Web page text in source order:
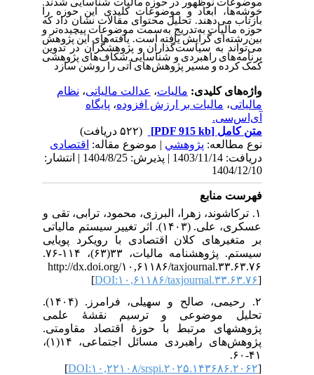
موضوعات نوظهور در حوزه مالیات شناسایی شدند.
خوشه‌ها، ابعاد و موضوعات کلیدی این حوزه را
بازتاب می‌دهند. تحلیل محتوای مقالات نشان داد که
حوزه مالیات به‌تدریج به‌سمت موضوعات پیچیده‌تر و
بین‌رشته‌ای گرایش یافته است. یافته‌های این پژوهش
می‌تواند به سیاست‌گذاران و پژوهشگران در تدوین
برنامه‌های راهبردی و شناسایی شکاف‌های پژوهشی
کمک کرده و مسیر پژوهش‌های آتی را روشن سازد
واژه‌های کلیدی:مالیات،عدالت مالیاتی،نظام
مالیاتی،مالیات بر ارزش افزوده،پایگاه
آی‌اس‌سی.
متن کامل[PDF 915 kb]
نوع مطالعه:پژوهشي| موضوع مقاله:اقتصادی
دریافت: 1403/11/14 | پذیرش: 1404/8/25 | انتشار:
1404/12/10
فهرست منابع
۱. ترکاشوند، زهرا، البرزی، محمود، ترابی، تقی و
عسکری، علی. (۱۴۰۳). اثر تغییر سیستم مالیاتی
بر متغیرهای کلان اقتصادی با رویکرد پویایی
سیستم. پژوهشنامه مالیات، ۳۳(۶۳)، ۱۱۴-۷۶.
http://dx.doi.org/۱۰,۶۱۱۸۶/taxjournal.۳۳.۶۳.۷۶
[DOI:۱۰,۶۱۱۸۶/taxjournal.۳۳.۶۳.۷۶
۲. رحیمی، صالح و سهیلی، فرامرز. (۱۴۰۴).
تحلیل موضوعی و ترسیم نقشۀ علمی
پژوهش‎های مرتبط با حوزۀ اقتصاد مقاومتی.
پژوهش‌های راهبردی مسائل اجتماعی، ۱۴(۱)،
۴۱-۶۰.
DOI:۱۰,۲۲۱۰۸/srspi.۲۰۲۵.۱۴۳۶۸۶.۲۰۶۲]